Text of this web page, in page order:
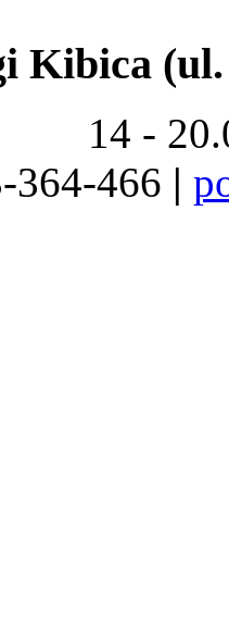
Kibica
14 -
364-466 |